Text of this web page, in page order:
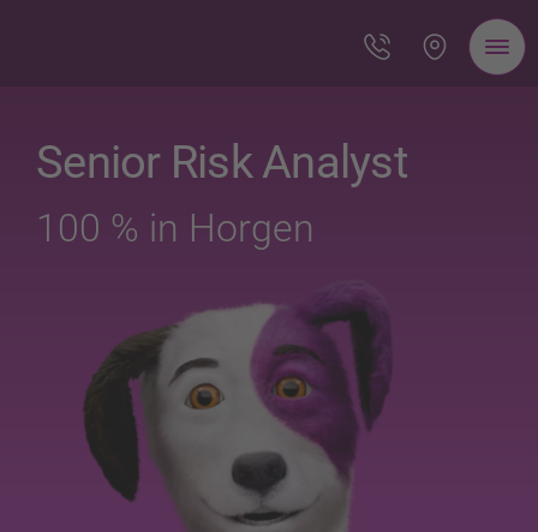
Senior Risk Analyst
100 % in Horgen